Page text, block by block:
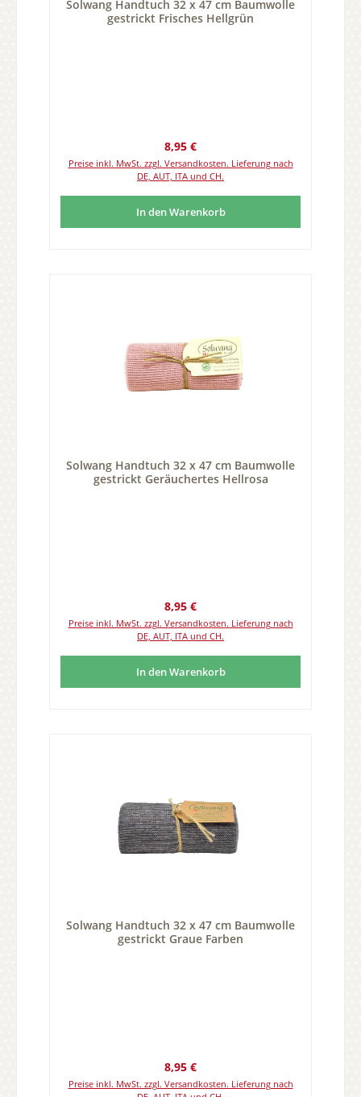
Solwang Handtuch 32 x 47 cm Baumwolle
gestrickt Frisches Hellgrün
Regulärer Preis:
8,95 €
Preise inkl. MwSt. zzgl. Versandkosten. Lieferung nach
DE, AUT, ITA und CH.
In den Warenkorb
Solwang Handtuch 32 x 47 cm Baumwolle
gestrickt Geräuchertes Hellrosa
Regulärer Preis:
8,95 €
Preise inkl. MwSt. zzgl. Versandkosten. Lieferung nach
DE, AUT, ITA und CH.
In den Warenkorb
Solwang Handtuch 32 x 47 cm Baumwolle
gestrickt Graue Farben
Regulärer Preis:
8,95 €
Preise inkl. MwSt. zzgl. Versandkosten. Lieferung nach